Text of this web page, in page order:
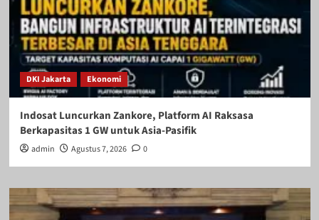
DKI Jakarta Ekonomi
Indosat Luncurkan Zankore, Platform AI Raksasa
Berkapasitas 1 GW untuk Asia-Pasifik
admin Agustus 7, 2026 0